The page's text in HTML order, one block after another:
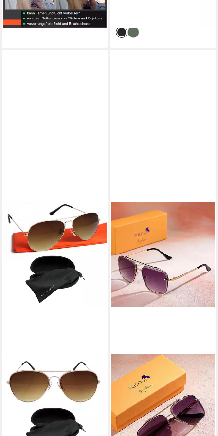
Schwarz Getönt
lieferbar - in 2-3 Werktagen bei dir